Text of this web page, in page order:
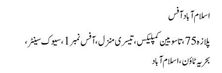
اسلام آباد آفس
پلازہ 75، تاسویین کمپلیکس، تیسری منزل، آفس نمبر 1، سیوک سینٹر،
بحریہ ٹاؤن، اسلام آباد